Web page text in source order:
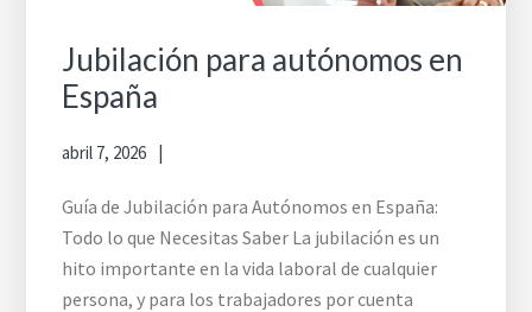
Jubilación para autónomos en
España
abril 7, 2026
Guía de Jubilación para Autónomos en España:
Todo lo que Necesitas Saber La jubilación es un
hito importante en la vida laboral de cualquier
persona, y para los trabajadores por cuenta